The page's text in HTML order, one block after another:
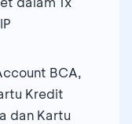
BCA,
Kredit
dan Kartu